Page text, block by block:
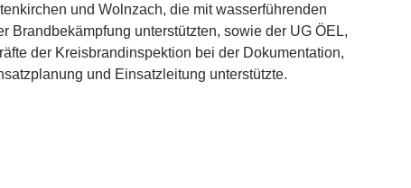
und Wolnzach, die mit wasserführenden
Brandbekämpfung unterstützten, sowie der UG ÖEL,
der Kreisbrandinspektion bei der Dokumentation,
und Einsatzleitung unterstützte.